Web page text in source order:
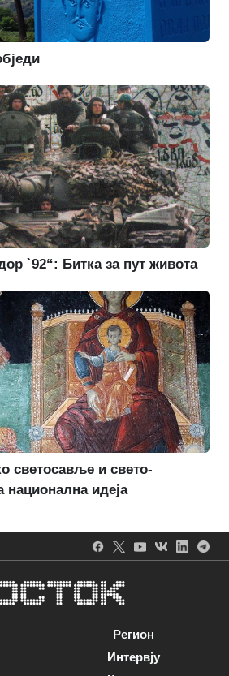
`92“: Битка за пут живота
светосавље и свето-
национална идеја
Регион
Интервју